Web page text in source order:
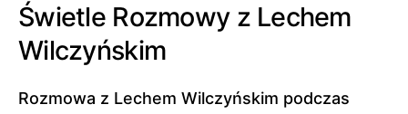
Świetle Rozmowy z Lechem
Wilczyńskim
Rozmowa z Lechem Wilczyńskim podczas